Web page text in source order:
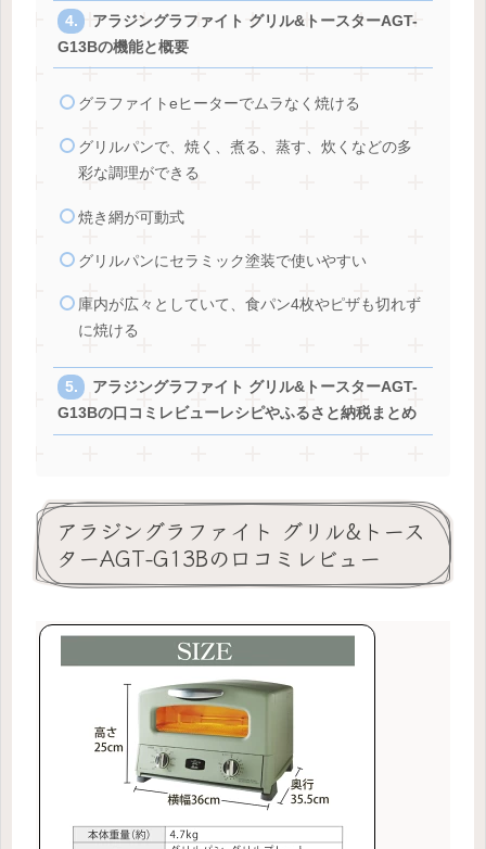
アラジングラファイト グリル&トースターAGT-
G13Bの機能と概要
グラファイトeヒーターでムラなく焼ける
グリルパンで、焼く、煮る、蒸す、炊くなどの多
彩な調理ができる
焼き網が可動式
グリルパンにセラミック塗装で使いやすい
庫内が広々としていて、食パン4枚やピザも切れず
に焼ける
アラジングラファイト グリル&トースターAGT-
G13Bの口コミレビューレシピやふるさと納税まとめ
アラジングラファイト グリル&トース
ターAGT-G13Bの口コミレビュー